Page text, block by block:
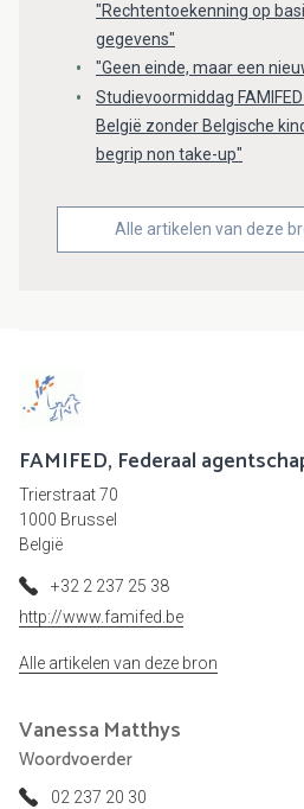
"Rechtentoekenning op
gegevens"
"Geen einde, maar een
Studievoormiddag
België zonder Belgische
begrip non take-up"
Alle artikelen van deze
FAMIFED, Federaal
Trierstraat 70
1000 Brussel
België
+32 2 237 25 38
http://www.famifed.be
Alle artikelen van deze bron
Vanessa Matthys
Woordvoerder
02 237 20 30